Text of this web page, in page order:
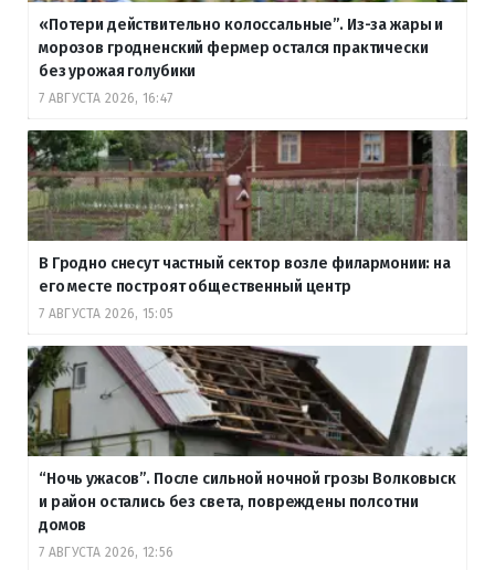
«Потери действительно колоссальные”. Из-за жары и
морозов гродненский фермер остался практически
без урожая голубики
7 АВГУСТА 2026, 16:47
В Гродно снесут частный сектор возле филармонии: на
его месте построят общественный центр
7 АВГУСТА 2026, 15:05
“Ночь ужасов”. После сильной ночной грозы Волковыск
и район остались без света, повреждены полсотни
домов
7 АВГУСТА 2026, 12:56